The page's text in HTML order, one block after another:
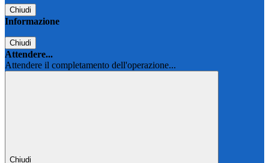
Chiudi
Informazione
Chiudi
Attendere...
Attendere il completamento dell'operazione...
Chiudi